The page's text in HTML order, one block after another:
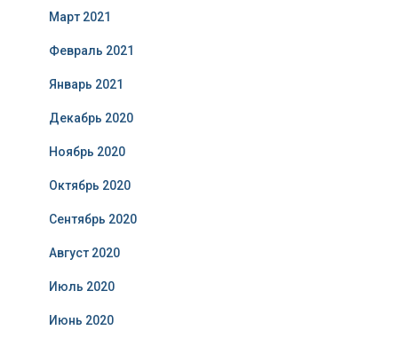
Март 2021
Февраль 2021
Январь 2021
Декабрь 2020
Ноябрь 2020
Октябрь 2020
Сентябрь 2020
Август 2020
Июль 2020
Июнь 2020